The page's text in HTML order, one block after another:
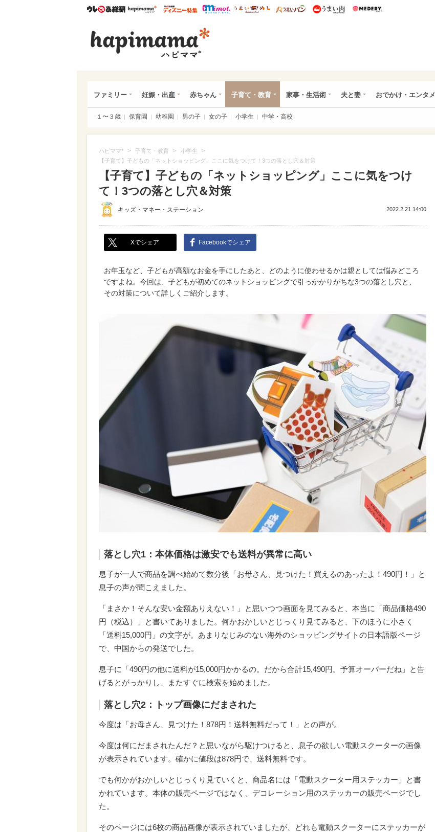
ウレぴあ総研ハピママ* ウレぴあ総研 ディズニー特集
mimot. うまいめし うまいパン うまい肉
ファミリー 妊娠・出産 赤ちゃん 子育て・教育 家事・生活術 夫と妻 おでかけ・エンタメ
１〜３歳 保育園 幼稚園 男の子 女の子 小学生 中学・高校
ハピママ* > 子育て・教育 > 小学生 >
【子育て】子どもの「ネットショッピング」ここに気をつけて！3つの落とし穴＆対策
【子育て】子どもの「ネットショッピング」ここに気をつけ
て！3つの落とし穴＆対策
キッズ・マネー・ステーション 2022.2.21 14:00
Xでシェア Facebookでシェア
お年玉など、子どもが高額なお金を手にしたあと、どのように使わせるかは親としては悩みどころ
ですよね。今回は、子どもが初めてのネットショッピングで引っかかりがちな3つの落とし穴と、
その対策について詳しくご紹介します。
落とし穴1：本体価格は激安でも送料が異常に高い
息子が一人で商品を調べ始めて数分後「お母さん、見つけた！買えるのあったよ！490円！」と
息子の声が聞こえました。
「まさか！そんな安い金額ありえない！」と思いつつ画面を見てみると、本当に「商品価格490
円（税込）」と書いてありました。何かおかしいとじっくり見てみると、下のほうに小さく
「送料15,000円」の文字が。あまりなじみのない海外のショッピングサイトの日本語版ページ
で、中国からの発送でした。
息子に「490円の他に送料が15,000円かかるの。だから合計15,490円。予算オーバーだね」と告
げるとがっかりし、またすぐに検索を始めました。
落とし穴2：トップ画像にだまされた
今度は「お母さん、見つけた！878円！送料無料だって！」との声が。
今度は何にだまされたんだ？と思いながら駆けつけると、息子の欲しい電動スクーターの画像
が表示されています。確かに値段は878円で、送料無料です。
でも何かがおかしいとじっくり見ていくと、商品名には「電動スクーター用ステッカー」と書
かれています。本体の販売ページではなく、デコレーション用のステッカーの販売ページでし
た。
そのページには6枚の商品画像が表示されていましたが、どれも電動スクーターにステッカーが